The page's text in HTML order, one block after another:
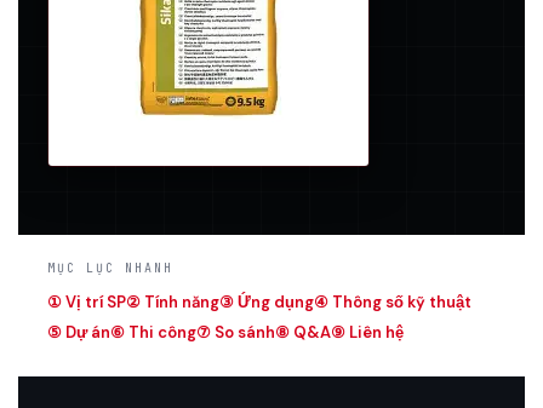
MỤC LỤC NHANH
① Vị trí SP② Tính năng③ Ứng dụng④ Thông số kỹ thuật
⑤ Dự án⑥ Thi công⑦ So sánh⑧ Q&A⑨ Liên hệ